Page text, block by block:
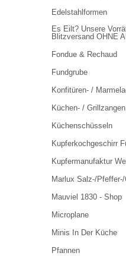
Edelstahlformen
Es Eilt? Unsere
Blitzversand OHNE
Fondue & Rechaud
Fundgrube
Konfitüren- /
Küchen- /
Küchenschüsseln
Kupferkochgeschirr
Kupfermanufaktur
Marlux Salz-/
Mauviel 1830 - Shop
Microplane
Minis In Der Küche
Pfannen